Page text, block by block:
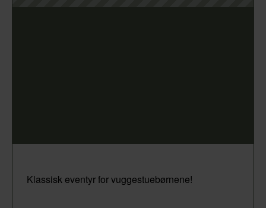
Klassisk eventyr for vuggestuebørnene!